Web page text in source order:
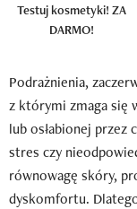
Testuj kosmetyki! ZA
DARMO!
Podrażnienia,
z którymi zmaga się
lub osłabionej przez
stres czy
równowagę skóry,
dyskomfortu.